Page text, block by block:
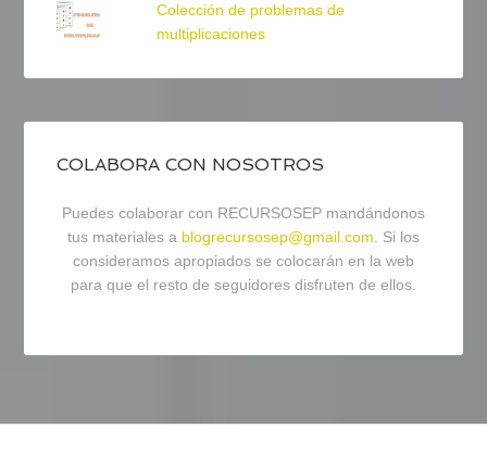
Colección de problemas de
multiplicaciones
COLABORA CON NOSOTROS
Puedes colaborar con RECURSOSEP mandándonos
tus materiales a blogrecursosep@gmail.com. Si los
consideramos apropiados se colocarán en la web
para que el resto de seguidores disfruten de ellos.